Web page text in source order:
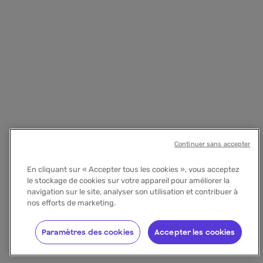
En cliquant sur « Accepter tous les cookies », vous acceptez
le stockage de cookies sur votre appareil pour améliorer la
navigation sur le site, analyser son utilisation et contribuer à
nos efforts de marketing.
Accepter les cookies
Paramètres des cookies
Continuer sans accepter